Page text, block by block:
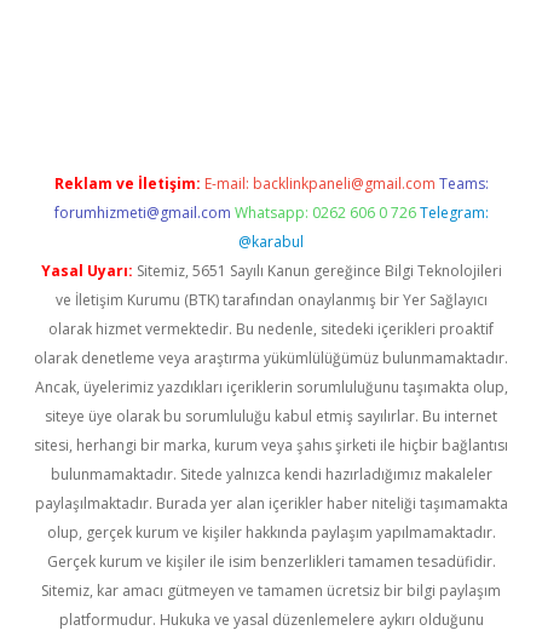
Reklam ve İletişim: E-mail: backlinkpaneli@gmail.com Teams:
forumhizmeti@gmail.com Whatsapp: 0262 606 0 726 Telegram:
@karabul
Yasal Uyarı: Sitemiz, 5651 Sayılı Kanun gereğince Bilgi Teknolojileri
ve İletişim Kurumu (BTK) tarafından onaylanmış bir Yer Sağlayıcı
olarak hizmet vermektedir. Bu nedenle, sitedeki içerikleri proaktif
olarak denetleme veya araştırma yükümlülüğümüz bulunmamaktadır.
Ancak, üyelerimiz yazdıkları içeriklerin sorumluluğunu taşımakta olup,
siteye üye olarak bu sorumluluğu kabul etmiş sayılırlar. Bu internet
sitesi, herhangi bir marka, kurum veya şahıs şirketi ile hiçbir bağlantısı
bulunmamaktadır. Sitede yalnızca kendi hazırladığımız makaleler
paylaşılmaktadır. Burada yer alan içerikler haber niteliği taşımamakta
olup, gerçek kurum ve kişiler hakkında paylaşım yapılmamaktadır.
Gerçek kurum ve kişiler ile isim benzerlikleri tamamen tesadüfidir.
Sitemiz, kar amacı gütmeyen ve tamamen ücretsiz bir bilgi paylaşım
platformudur. Hukuka ve yasal düzenlemelere aykırı olduğunu